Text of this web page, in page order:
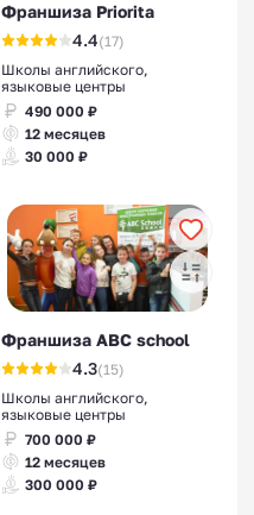
Франшиза Priorita
4.4(17)
Школы английского,
языковые центры
490 000 ₽
12 месяцев
30 000 ₽
Франшиза ABC school
4.3(15)
Школы английского,
языковые центры
700 000 ₽
12 месяцев
300 000 ₽